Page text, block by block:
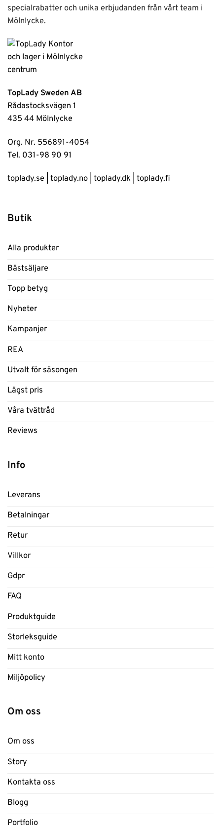
specialrabatter och unika erbjudanden från vårt team i
Mölnlycke.
TopLady Sweden AB
Rådastocksvägen 1
435 44 Mölnlycke
Org. Nr. 556891-4054
Tel. 031-98 90 91
toplady.se toplady.no toplady.dk toplady.fi
Butik
Alla produkter
Bästsäljare
Topp betyg
Nyheter
Kampanjer
REA
Utvalt för säsongen
Lägst pris
Våra tvättråd
Reviews
Info
Leverans
Betalningar
Retur
Villkor
Gdpr
FAQ
Produktguide
Storleksguide
Mitt konto
Miljöpolicy
Om oss
Om oss
Story
Kontakta oss
Blogg
Portfolio